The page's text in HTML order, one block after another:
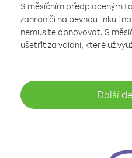
S měsíčním předplaceným
zahraničí na pevnou linku i
nemusíte obnovovat. S
ušetřit za volání, které už
Další